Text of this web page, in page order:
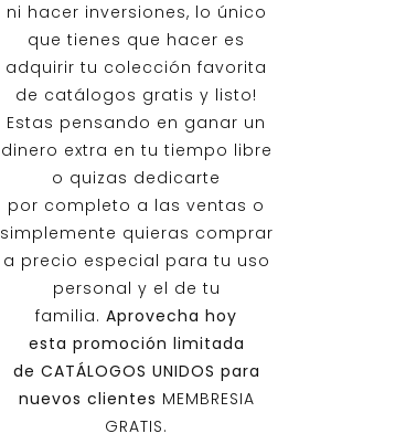
ni hacer inversiones, lo único
que tienes que hacer es
adquirir tu colección favorita
de catálogos gratis y listo!
Estas pensando en ganar un
dinero extra en tu tiempo libre
o quizas dedicarte
por completo a las ventas o
simplemente quieras comprar
a precio especial para tu uso
personal y el de tu
familia. Aprovecha hoy
esta promoción limitada
de CATÁLOGOS UNIDOS para
nuevos clientes MEMBRESIA
GRATIS.